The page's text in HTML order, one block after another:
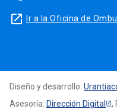
launch Ir a la Oficina de
Diseño y desarrollo:
Asesoría: Dirección Digital ,